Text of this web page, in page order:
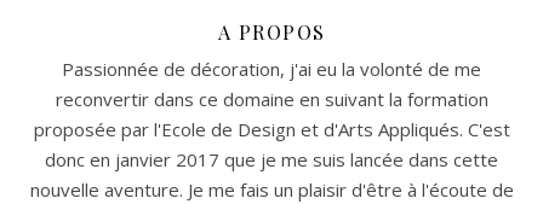
A PROPOS
Passionnée de décoration, j'ai eu la volonté de me
reconvertir dans ce domaine en suivant la formation
proposée par l'Ecole de Design et d'Arts Appliqués. C'est
donc en janvier 2017 que je me suis lancée dans cette
nouvelle aventure. Je me fais un plaisir d'être à l'écoute de